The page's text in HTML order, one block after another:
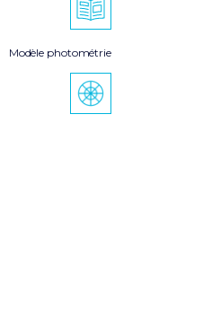
Modèle photométrie